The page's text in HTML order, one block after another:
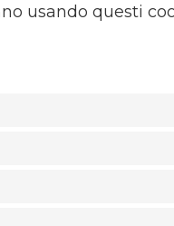
usando questi